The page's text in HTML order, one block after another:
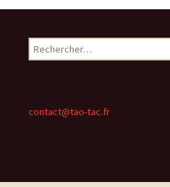
Rechercher :
contact@tao-tac.fr